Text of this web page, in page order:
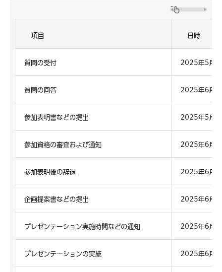
項目 日時
質問の受付 2025年5月
質問の回答 2025年6月3
参加表明書などの提出 2025年5月
参加資格の審査および通知 2025年6月3
参加表明後の辞退 2025年6月3
企画提案書などの提出 2025年6月
プレゼンテーション実施時間などの通知 2025年6月
プレゼンテーションの実施 2025年6月